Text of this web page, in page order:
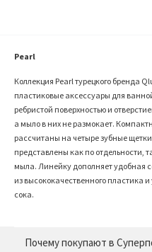
Pearl
Коллекция Pearl турецкого бренда
пластиковые аксессуары для
ребристой поверхностью и
а мыло в них не размокает.
рассчитаны на четыре зубные
представлены как по отдельности,
мыла. Линейку дополняет удобная
из высококачественного пластика
сока.
Почему покупают в